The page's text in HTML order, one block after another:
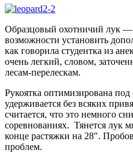
Образцовый охотничий лук —
возможности установить
как говорила студентка из
очень легкий, словом,
лесам-перелескам.
Рукоятка оптимизирована
удерживается без всяких
считается, что это немного
соревнованиях. Тянется лук
конце растяжки на 28″.
проблем.